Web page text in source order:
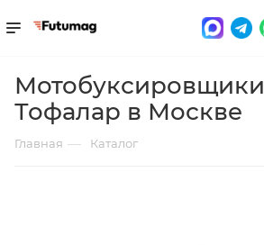
Мотобуксировщики
Тофалар в Москве
Главная — Каталог